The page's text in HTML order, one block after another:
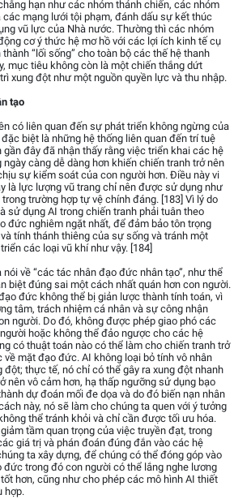
hạn như các nhóm thánh chiến, các nhóm
các mạng lưới tội phạm, đánh dấu sự kết thúc
vũ lực của Nhà nước. Thường thì các nhóm
cơ ý thức hệ mơ hồ với các lợi ích kinh tế cụ
“lối sống” cho toàn bộ các thế hệ thanh
mục tiêu không còn là một chiến thắng dứt
xung đột như một nguồn quyền lực và thu nhập.
tạo
có liên quan đến sự phát triển không ngừng của
biệt là những hệ thống liên quan đến trí tuệ
gần đây đã nhận thấy rằng việc triển khai các hệ
càng dễ dàng hơn khiến chiến tranh trở nên
sự kiểm soát của con người hơn. Điều này vi
là lực lượng vũ trang chỉ nên được sử dụng như
trường hợp tự vệ chính đáng. [183] Vì lý do
sử dụng AI trong chiến tranh phải tuân theo
đức nghiêm ngặt nhất, để đảm bảo tôn trọng
tính thánh thiêng của sự sống và tránh một
các loại vũ khí như vậy. [184]
về “các tác nhân đạo đức nhân tạo”, như thể
biệt đúng sai một cách nhất quán hơn con người.
đức không thể bị giản lược thành tính toán, vì
tâm, trách nhiệm cá nhân và sự công nhận
người. Do đó, không được phép giao phó các
hoặc không thể đảo ngược cho các hệ
có thuật toán nào có thể làm cho chiến tranh trở
về mặt đạo đức. AI không loại bỏ tính vô nhân
đột; thực tế, nó chỉ có thể gây ra xung đột nhanh
nên vô cảm hơn, hạ thấp ngưỡng sử dụng bạo
dự đoán mối đe dọa và do đó biến nạn nhân
này, nó sẽ làm cho chúng ta quen với ý tưởng
thể tránh khỏi và chỉ cần được tối ưu hóa.
tầm quan trọng của việc truyền đạt, trong
giá trị và phán đoán đúng đắn vào các hệ
ta xây dựng, để chúng có thể đóng góp vào
đức trong đó con người có thể lắng nghe lương
hơn, cũng như cho phép các mô hình AI thiết
hợp.